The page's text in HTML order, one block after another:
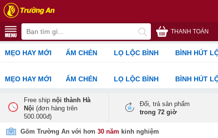
THANH TOÁN
MẸO HAY MỚI ẤM CHÉN LỌ LỘC BÌNH BÌNH HÚT
MẸO HAY MỚI ẤM CHÉN LỌ LỘC BÌNH BÌNH HÚT
Free ship nội thành Hà
Nội (đơn hàng trên
500.000đ)
Đổi, trả sản phẩm
trong 72 giờ
Gốm Trường An với hơn 30 năm kinh nghiệm